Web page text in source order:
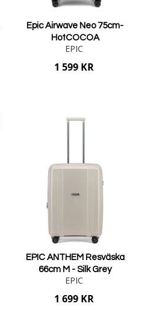
Epic Airwave Neo 75cm-
HotCOCOA
EPIC
1 599 KR
EPIC ANTHEM Resväska
66cm M - Silk Grey
EPIC
1 699 KR